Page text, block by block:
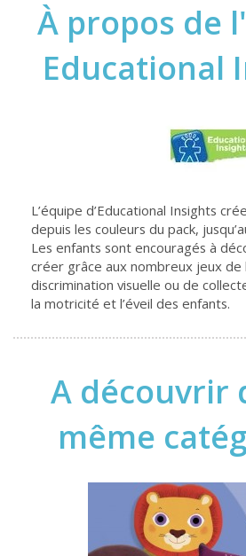
À propos de
Educational
L’équipe d’Educational Insights
depuis les couleurs du pack,
Les enfants sont encouragés à
créer grâce aux nombreux jeux de
discrimination visuelle ou de
la motricité et l’éveil des enfants.
A découvrir
même